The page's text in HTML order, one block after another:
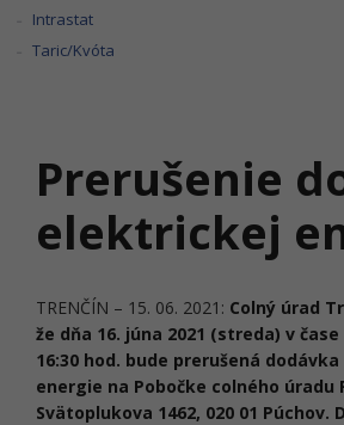
Intrastat
Taric/Kvóta
Prerušenie
elektrickej
TRENČÍN – 15. 06. 2021: Colný úrad
že dňa 16. júna 2021 (streda) v čase
16:30 hod. bude prerušená
energie na Pobočke colného úradu
Svätoplukova 1462, 020 01 Púchov.